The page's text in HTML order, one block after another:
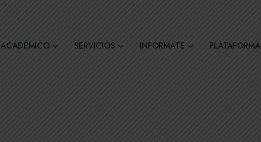
ACADÉMICO SERVICIOS INFORMATE PLATAFORMA